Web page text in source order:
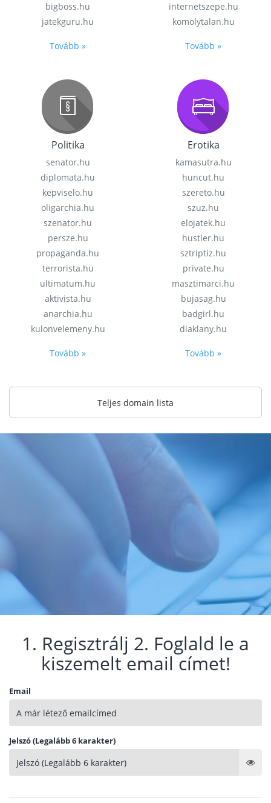
bigboss.hu
jatekguru.hu
Tovább »
internetszepe.hu
komolytalan.hu
Tovább »
Politika
senator.hu
diplomata.hu
kepviselo.hu
oligarchia.hu
szenator.hu
persze.hu
propaganda.hu
terrorista.hu
ultimatum.hu
aktivista.hu
anarchia.hu
kulonvelemeny.hu
Tovább »
Erotika
kamasutra.hu
huncut.hu
szereto.hu
szuz.hu
elojatek.hu
hustler.hu
sztriptiz.hu
private.hu
masztimarci.hu
bujasag.hu
badgirl.hu
diaklany.hu
Tovább »
Teljes domain lista
1. Regisztrálj 2. Foglald le a
kiszemelt email címet!
Email
Jelszó (Legalább 6 karakter)